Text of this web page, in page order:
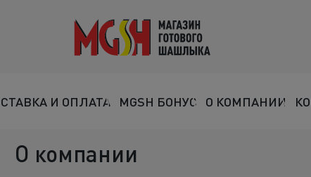
И ОПЛАТА MGSH БОНУС О КОМПАНИИ
Птица на мангале
Морепродукты
О компании